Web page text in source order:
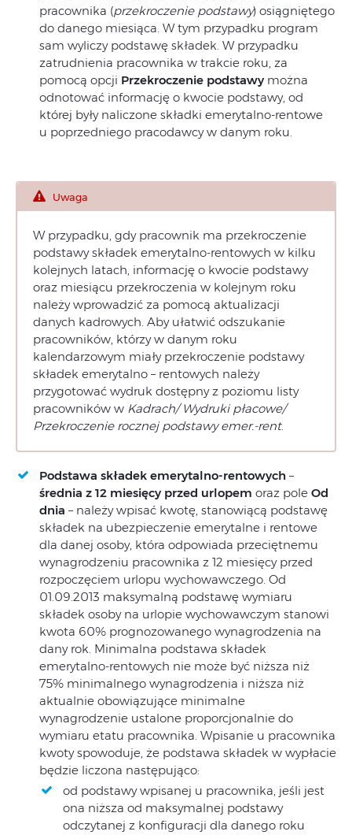
pracownika (przekroczenie podstawy) osiągniętego
do danego miesiąca. W tym przypadku program
sam wyliczy podstawę składek. W przypadku
zatrudnienia pracownika w trakcie roku, za
pomocą opcji Przekroczenie podstawy można
odnotować informację o kwocie podstawy, od
której były naliczone składki emerytalno-rentowe
u poprzedniego pracodawcy w danym roku.
Uwaga
W przypadku, gdy pracownik ma przekroczenie
podstawy składek emerytalno-rentowych w kilku
kolejnych latach, informację o kwocie podstawy
oraz miesiącu przekroczenia w kolejnym roku
należy wprowadzić za pomocą aktualizacji
danych kadrowych. Aby ułatwić odszukanie
pracowników, którzy w danym roku
kalendarzowym miały przekroczenie podstawy
składek emerytalno – rentowych należy
przygotować wydruk dostępny z poziomu listy
pracowników w Kadrach/ Wydruki płacowe/
Przekroczenie rocznej podstawy emer.-rent.
Podstawa składek emerytalno-rentowych –
średnia z 12 miesięcy przed urlopem oraz pole Od
dnia – należy wpisać kwotę, stanowiącą podstawę
składek na ubezpieczenie emerytalne i rentowe
dla danej osoby, która odpowiada przeciętnemu
wynagrodzeniu pracownika z 12 miesięcy przed
rozpoczęciem urlopu wychowawczego. Od
01.09.2013 maksymalną podstawę wymiaru
składek osoby na urlopie wychowawczym stanowi
kwota 60% prognozowanego wynagrodzenia na
dany rok. Minimalna podstawa składek
emerytalno-rentowych nie może być niższa niż
75% minimalnego wynagrodzenia i niższa niż
aktualnie obowiązujące minimalne
wynagrodzenie ustalone proporcjonalnie do
wymiaru etatu pracownika. Wpisanie u pracownika
kwoty spowoduje, że podstawa składek w wypłacie
będzie liczona następująco:
od podstawy wpisanej u pracownika, jeśli jest
ona niższa od maksymalnej podstawy
odczytanej z konfiguracji dla danego roku